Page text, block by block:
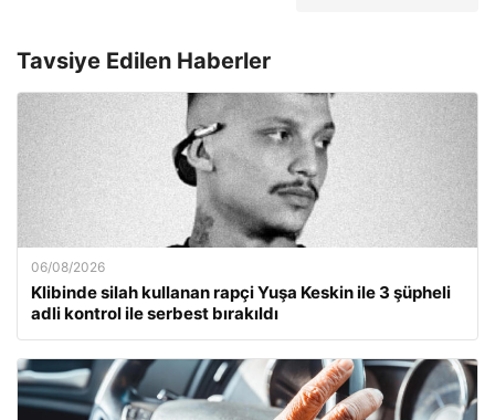
Tavsiye Edilen Haberler
06/08/2026
Klibinde silah kullanan rapçi Yuşa Keskin ile 3 şüpheli
adli kontrol ile serbest bırakıldı